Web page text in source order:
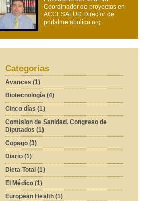
Coordinador de proyectos en
ACCESALUD Director de
portalmetabolico.org
Categorias
Avances (1)
Biotecnología (4)
Cinco días (1)
Comision de Sanidad. Congreso de
Diputados (1)
Copago (3)
Diario (1)
Dieta Total (1)
El Médico (1)
European Health (1)